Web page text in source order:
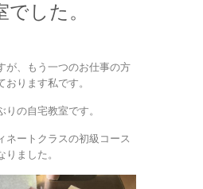
した。
が、もう一つのお仕事の方
ります私です。
の自宅教室です。
ネートクラスの初級コース
ました。